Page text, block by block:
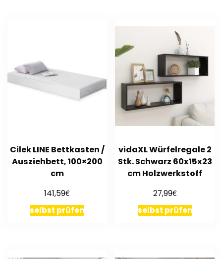
Cilek LINE Bettkasten /
Ausziehbett, 100×200
cm
141,59€
selbst prüfen
vidaXL Würfelregale 2
Stk. Schwarz 60x15x23
cm Holzwerkstoff
27,99€
selbst prüfen